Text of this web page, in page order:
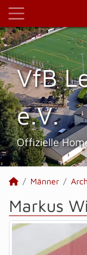
VfB
e.V.
Offizielle
Männer
Markus